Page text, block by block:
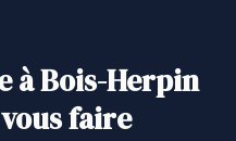
à Bois-Herpin
faire